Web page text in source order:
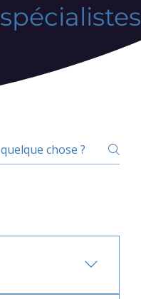
spécialistes